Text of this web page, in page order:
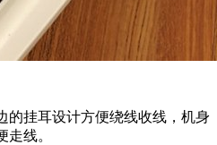
的挂耳设计方便绕线收线，机身
线。